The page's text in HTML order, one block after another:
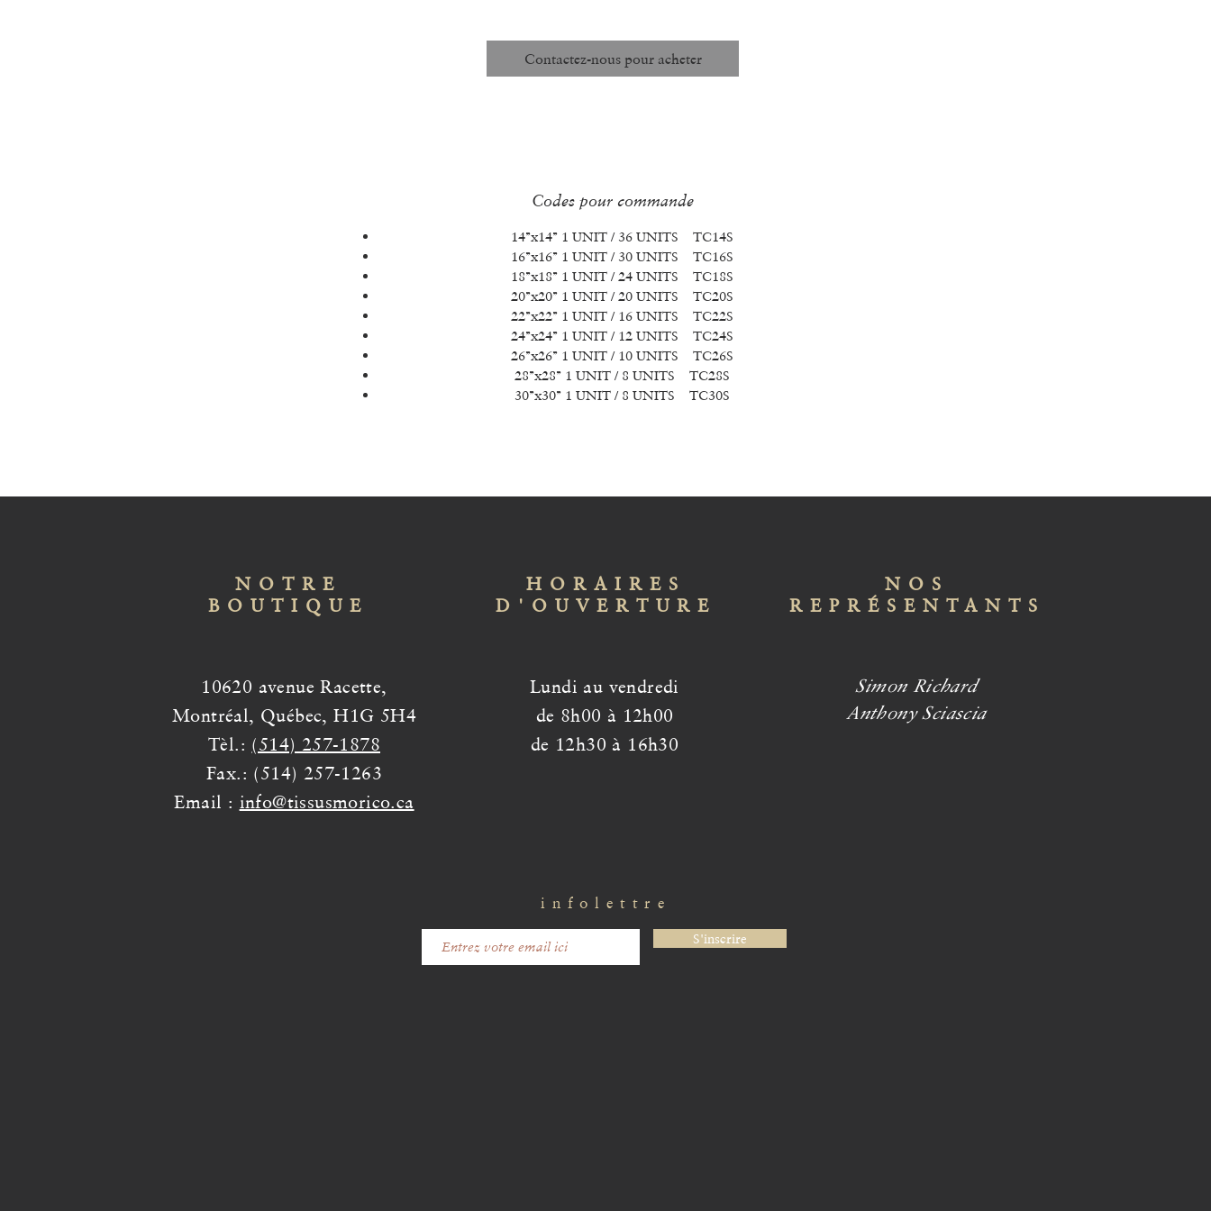
Contactez-nous pour acheter
Codes pour commande
14’’x14’’ 1 UNIT / 36 UNITS TC14S
16’’x16’’ 1 UNIT / 30 UNITS TC16S
18’’x18’’ 1 UNIT / 24 UNITS TC18S
20’’x20’’ 1 UNIT / 20 UNITS TC20S
22’’x22’’ 1 UNIT / 16 UNITS TC22S
24’’x24’’ 1 UNIT / 12 UNITS TC24S
26’’x26’’ 1 UNIT / 10 UNITS TC26S
28’’x28’’ 1 UNIT / 8 UNITS TC28S
30’’x30’’ 1 UNIT / 8 UNITS TC30S
NOTRE
BOUTIQUE
10620 avenue Racette,
Montréal, Québec, H1G 5H4
Tèl.: (514) 257-1878
Fax.: (514) 257-1263
Email : info@tissusmorico.ca
HORAIRES
D'OUVERTURE
Lundi au vendredi
de 8h00 à 12h00
de 12h30 à 16h30
NOS
REPRÉSENTANTS
Simon Richard
Anthony Sciascia
infolettre
S'inscrire